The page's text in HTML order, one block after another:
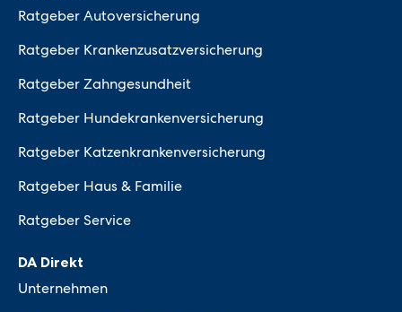
Ratgeber Autoversicherung
Ratgeber Krankenzusatzversicherung
Ratgeber Zahngesundheit
Ratgeber Hundekrankenversicherung
Ratgeber Katzenkrankenversicherung
Ratgeber Haus & Familie
Ratgeber Service
DA Direkt
Unternehmen